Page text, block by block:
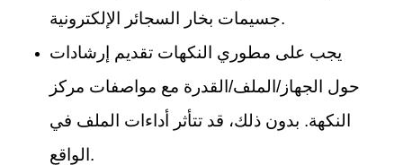
جسيمات بخار السجائر الإلكترونية.
يجب على مطوري النكهات تقديم إرشادات
حول الجهاز/الملف/القدرة مع مواصفات مركز
النكهة. بدون ذلك، قد تتأثر أداءات الملف في
الواقع.